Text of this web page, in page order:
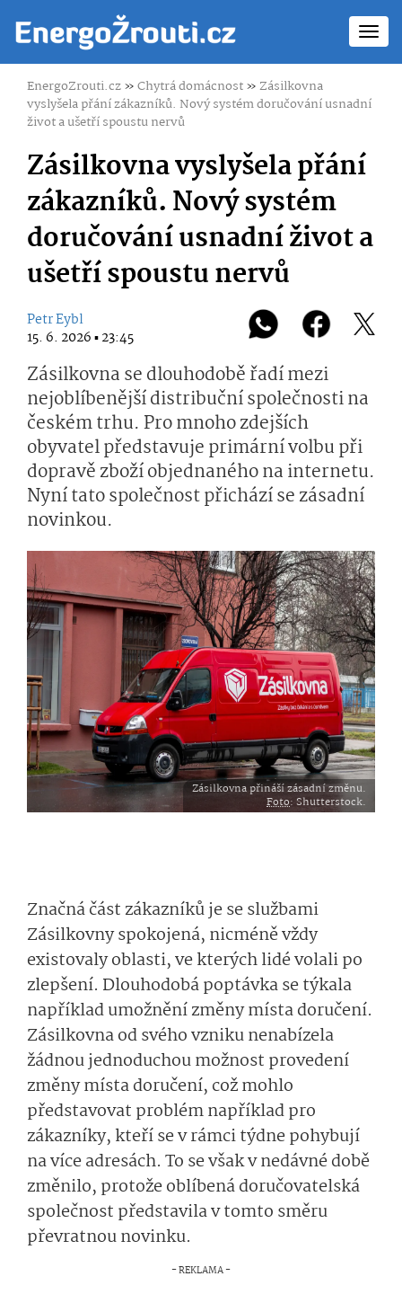
EnergoZrouti.cz»Chytrá domácnost»Zásilkovna
vyslyšela přání zákazníků. Nový systém doručování usnadní
život a ušetří spoustu nervů
Zásilkovna vyslyšela přání
zákazníků. Nový systém
doručování usnadní život a
ušetří spoustu nervů
Petr Eybl
15. 6. 2026 ▪ 23:45
Zásilkovna se dlouhodobě řadí mezi
nejoblíbenější distribuční společnosti na
českém trhu. Pro mnoho zdejších
obyvatel představuje primární volbu při
dopravě zboží objednaného na internetu.
Nyní tato společnost přichází se zásadní
novinkou.
Zásilkovna přináší zásadní změnu.
Foto: Shutterstock.
Značná část zákazníků je se službami
Zásilkovny spokojená, nicméně vždy
existovaly oblasti, ve kterých lidé volali po
zlepšení. Dlouhodobá poptávka se týkala
například umožnění změny místa doručení.
Zásilkovna od svého vzniku nenabízela
žádnou jednoduchou možnost provedení
změny místa doručení, což mohlo
představovat problém například pro
zákazníky, kteří se v rámci týdne pohybují
na více adresách. To se však v nedávné době
změnilo, protože oblíbená doručovatelská
společnost představila v tomto směru
převratnou novinku.